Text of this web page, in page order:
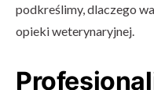
podkreślimy, dlaczego
opieki weterynaryjnej.